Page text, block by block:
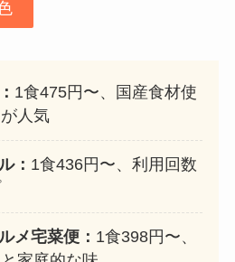
1食475円〜、国産食材使
人気
： 1食436円〜、利用回数
メ宅菜便： 1食398円〜、